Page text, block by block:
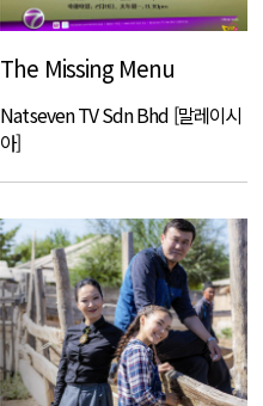
The Missing Menu
Natseven TV Sdn Bhd [말레이시
아]